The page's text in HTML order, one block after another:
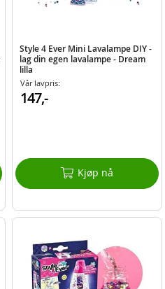
Style 4 Ever Mini Lavalampe DIY -
lag din egen lavalampe - Dream
lilla
Vår lavpris:
147,-
Kjøp nå